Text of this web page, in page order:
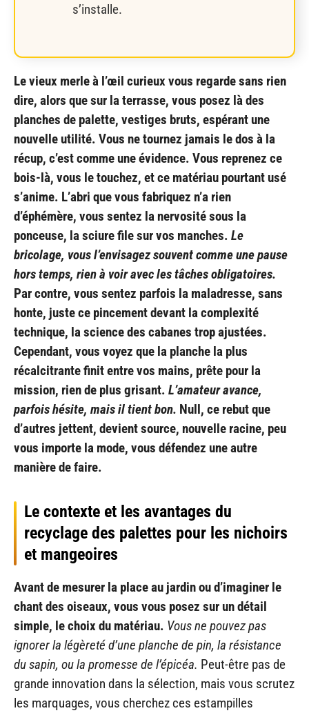
s’installe.
Le vieux merle à l’œil curieux vous regarde sans rien
dire, alors que sur la terrasse, vous posez là des
planches de palette, vestiges bruts, espérant une
nouvelle utilité. Vous ne tournez jamais le dos à la
récup, c’est comme une évidence. Vous reprenez ce
bois-là, vous le touchez, et ce matériau pourtant usé
s’anime. L’abri que vous fabriquez n’a rien
d’éphémère, vous sentez la nervosité sous la
ponceuse, la sciure file sur vos manches. Le
bricolage, vous l’envisagez souvent comme une pause
hors temps, rien à voir avec les tâches obligatoires.
Par contre, vous sentez parfois la maladresse, sans
honte, juste ce pincement devant la complexité
technique, la science des cabanes trop ajustées.
Cependant, vous voyez que la planche la plus
récalcitrante finit entre vos mains, prête pour la
mission, rien de plus grisant. L’amateur avance,
parfois hésite, mais il tient bon. Null, ce rebut que
d’autres jettent, devient source, nouvelle racine, peu
vous importe la mode, vous défendez une autre
manière de faire.
Le contexte et les avantages du
recyclage des palettes pour les nichoirs
et mangeoires
Avant de mesurer la place au jardin ou d’imaginer le
chant des oiseaux, vous vous posez sur un détail
simple, le choix du matériau. Vous ne pouvez pas
ignorer la légèreté d’une planche de pin, la résistance
du sapin, ou la promesse de l’épicéa. Peut-être pas de
grande innovation dans la sélection, mais vous scrutez
les marquages, vous cherchez ces estampilles